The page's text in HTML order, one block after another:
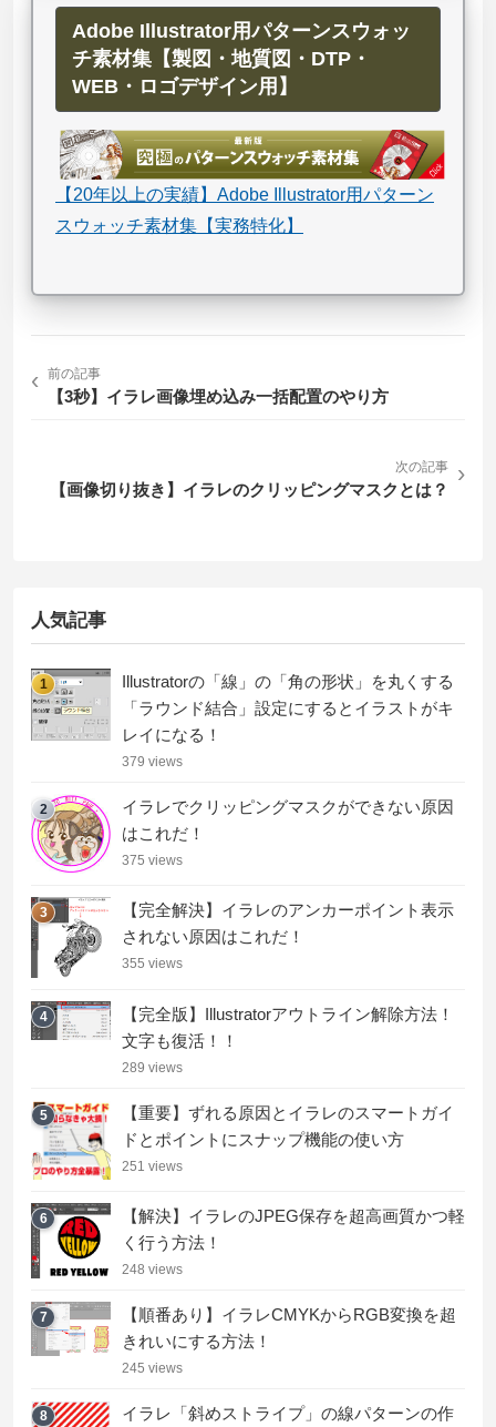
Adobe Illustrator用パターンスウォッ
チ素材集【製図・地質図・DTP・
WEB・ロゴデザイン用】
【20年以上の実績】Adobe Illustrator用パターン
スウォッチ素材集【実務特化】
‹ 前の記事
【3秒】イラレ画像埋め込み一括配置のやり方
次の記事
【画像切り抜き】イラレのクリッピングマスクとは？
›
人気記事
1
Illustratorの「線」の「角の形状」を丸くする
「ラウンド結合」設定にするとイラストがキ
レイになる！
379 views
2
イラレでクリッピングマスクができない原因
はこれだ！
375 views
3
【完全解決】イラレのアンカーポイント表示
されない原因はこれだ！
355 views
4
【完全版】Illustratorアウトライン解除方法！
文字も復活！！
289 views
5
【重要】ずれる原因とイラレのスマートガイ
ドとポイントにスナップ機能の使い方
251 views
6
【解決】イラレのJPEG保存を超高画質かつ軽
く行う方法！
248 views
7
【順番あり】イラレCMYKからRGB変換を超
きれいにする方法！
245 views
8
イラレ「斜めストライプ」の線パターンの作